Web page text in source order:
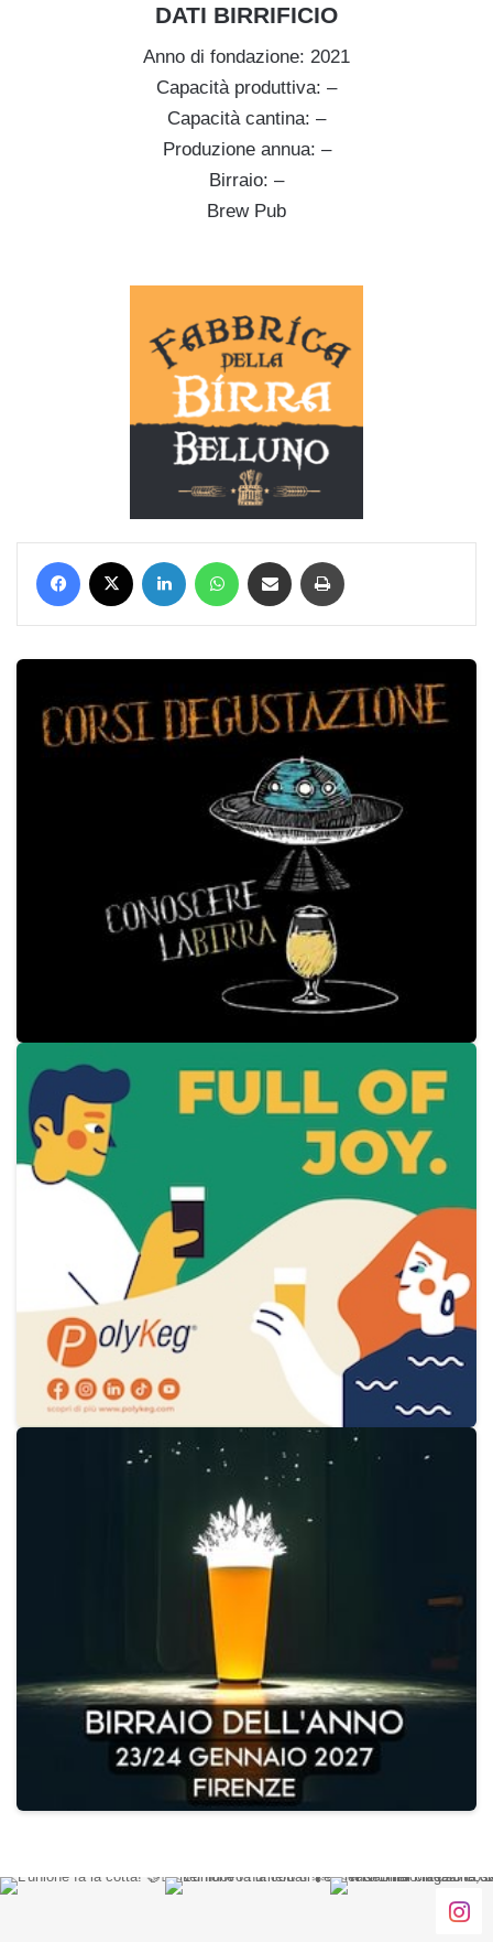
DATI BIRRIFICIO
Anno di fondazione: 2021
Capacità produttiva: –
Capacità cantina: –
Produzione annua: –
Birraio: –
Brew Pub
Facebook LinkedIn WhatsApp Condividi via mail